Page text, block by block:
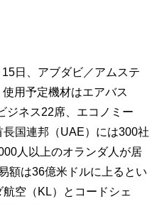
日、アブダビ／アムステ
用予定機材はエアバス
ジネス22席、エコノミー
国連邦（UAE）には300社
人以上のオランダ人が居
額は36億米ドルに上るとい
空（KL）とコードシェ